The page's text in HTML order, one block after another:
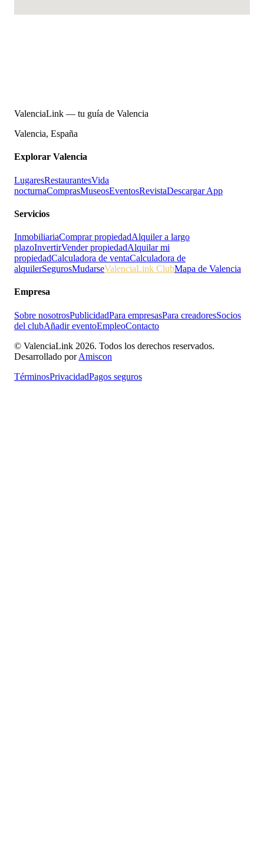
ValenciaLink — tu guía de Valencia
Valencia, España
Explorar Valencia
LugaresRestaurantesVida
nocturnaComprasMuseosEventosRevistaDescargar App
Servicios
InmobiliariaComprar propiedadAlquiler a largo
plazoInvertirVender propiedadAlquilar mi
propiedadCalculadora de ventaCalculadora de
alquilerSegurosMudarseValenciaLink ClubMapa de Valencia
Empresa
Sobre nosotrosPublicidadPara empresasPara creadoresSocios
del clubAñadir eventoEmpleoContacto
© ValenciaLink 2026. Todos los derechos reservados.
Desarrollado por Amiscon
TérminosPrivacidadPagos seguros